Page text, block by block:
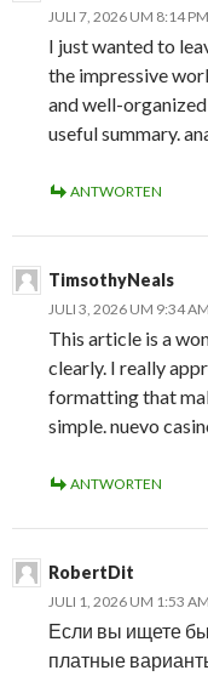
JULI 7, 2026 UM 8:14 PM
I just wanted to
the impressive
and well-
useful summary.
ANTWORTEN
TimsothyNeals
JULI 3, 2026 UM 9:34 AM
This article is a
clearly. I really
formatting that
simple. nuevo
ANTWORTEN
RobertDit
JULI 1, 2026 UM 1:53 AM
Если вы ищете
платные